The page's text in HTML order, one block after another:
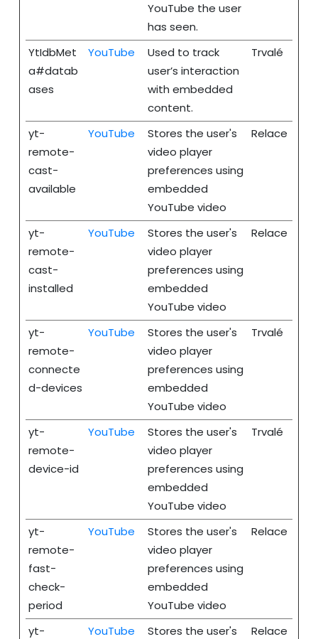
YouTube the user
has seen.
YtIdbMet
a#datab
ases
YouTube
Used to track
user’s interaction
with embedded
content.
Trvalé
yt-
remote-
cast-
available
YouTube
Stores the user's
video player
preferences using
embedded
YouTube video
Relace
yt-
remote-
cast-
installed
YouTube
Stores the user's
video player
preferences using
embedded
YouTube video
Relace
yt-
remote-
connecte
d-devices
YouTube
Stores the user's
video player
preferences using
embedded
YouTube video
Trvalé
yt-
remote-
device-id
YouTube
Stores the user's
video player
preferences using
embedded
YouTube video
Trvalé
yt-
remote-
fast-
check-
period
YouTube
Stores the user's
video player
preferences using
embedded
YouTube video
Relace
yt-
YouTube
Stores the user's
Relace